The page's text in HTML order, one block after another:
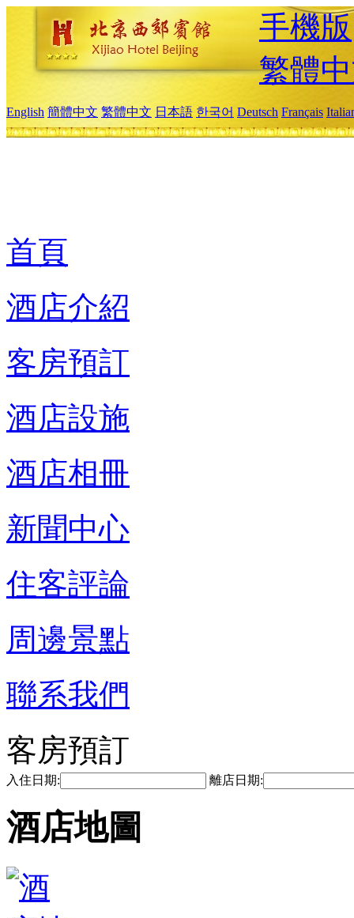
手機版
繁體
English 簡體中文 繁體中文 日本語 한국어 Deutsch Français
首頁
酒店介紹
客房預訂
酒店設施
酒店相冊
新聞中心
住客評論
周邊景點
聯系我們
客房預訂
入住日期: 離店日期:
酒店地圖